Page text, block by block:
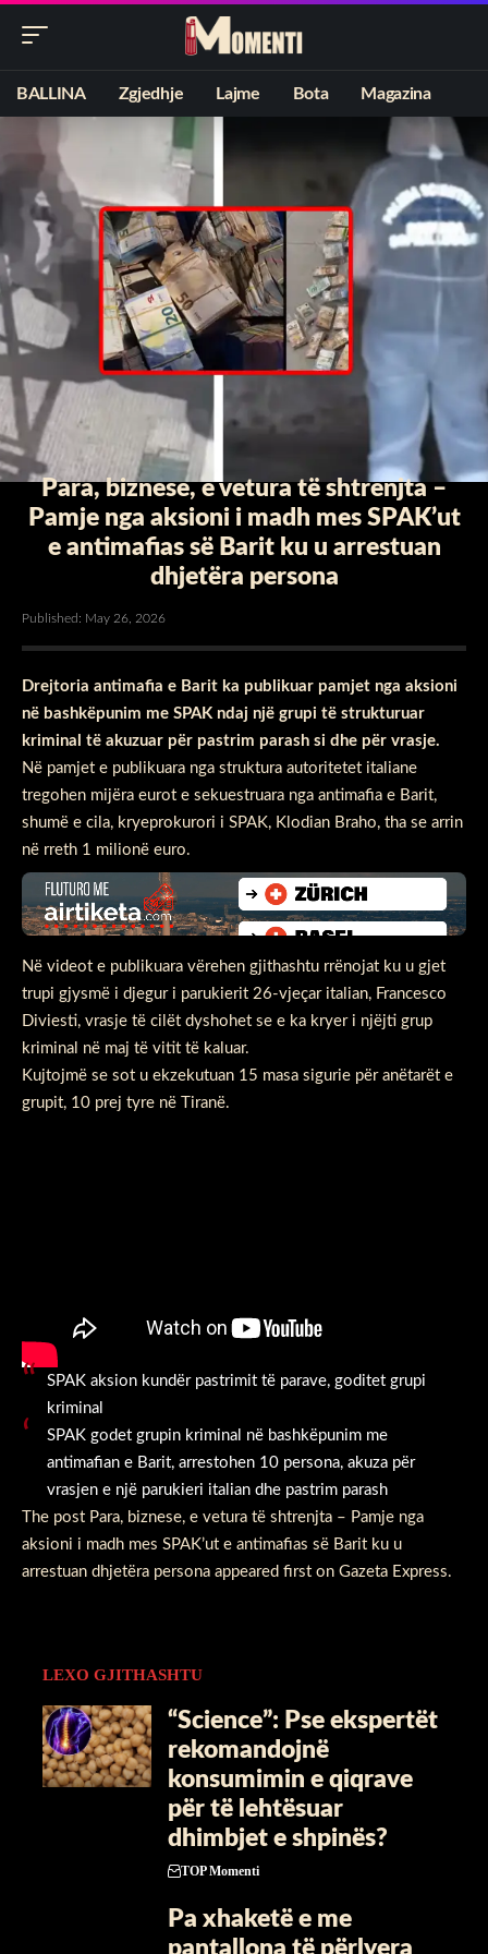
BALLINA Zgjedhje Lajme Bota Magazina
Para, biznese, e vetura të shtrenjta –
Pamje nga aksioni i madh mes SPAK’ut
e antimafias së Barit ku u arrestuan
dhjetëra persona
Published: May 26, 2026
Drejtoria antimafia e Barit ka publikuar pamjet nga aksioni
në bashkëpunim me SPAK ndaj një grupi të strukturuar
kriminal të akuzuar për pastrim parash si dhe për vrasje.
Në pamjet e publikuara nga struktura autoritetet italiane
tregohen mijëra eurot e sekuestruara nga antimafia e Barit,
shumë e cila, kryeprokurori i SPAK, Klodian Braho, tha se arrin
në rreth 1 milionë euro.
Në videot e publikuara vërehen gjithashtu rrënojat ku u gjet
trupi gjysmë i djegur i parukierit 26-vjeçar italian, Francesco
Diviesti, vrasje të cilët dyshohet se e ka kryer i njëjti grup
kriminal në maj të vitit të kaluar.
Kujtojmë se sot u ekzekutuan 15 masa sigurie për anëtarët e
grupit, 10 prej tyre në Tiranë.
SPAK aksion kundër pastrimit të parave, goditet grupi
kriminal
SPAK godet grupin kriminal në bashkëpunim me
antimafian e Barit, arrestohen 10 persona, akuza për
vrasjen e një parukieri italian dhe pastrim parash
The post Para, biznese, e vetura të shtrenjta – Pamje nga
aksioni i madh mes SPAK’ut e antimafias së Barit ku u
arrestuan dhjetëra persona appeared first on Gazeta Express.
LEXO GJITHASHTU
“Science”: Pse ekspertët
rekomandojnë
konsumimin e qiqrave
për të lehtësuar
dhimbjet e shpinës?
TOP Momenti
Pa xhaketë e me
pantallona të përlyera